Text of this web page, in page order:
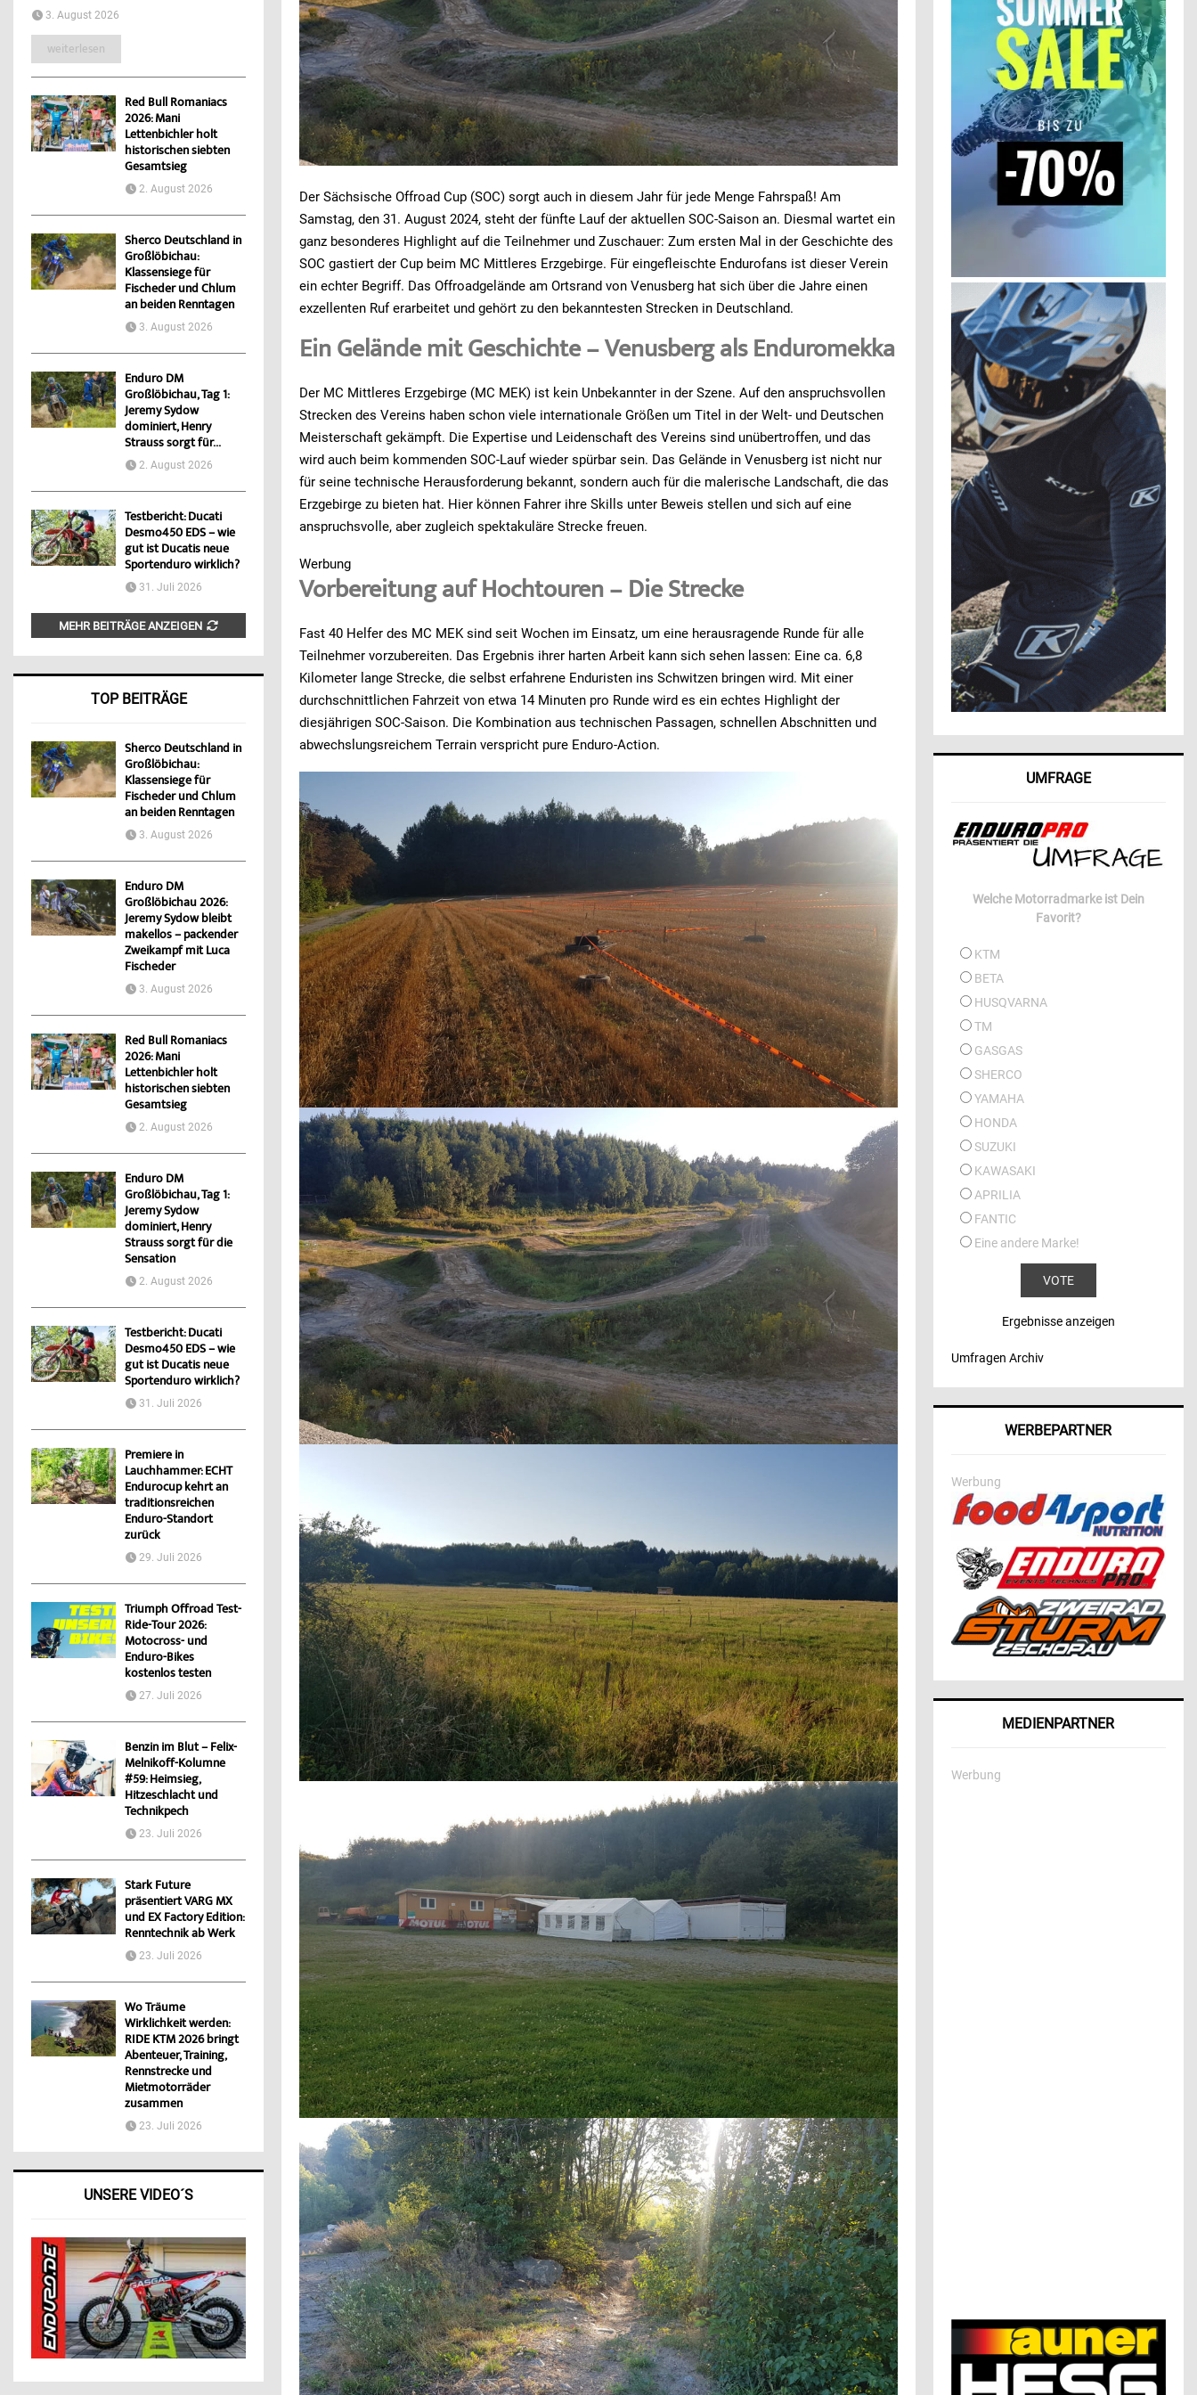
Der Sächsische Offroad Cup (SOC) sorgt auch in diesem Jahr für jede Menge Fahrspaß! Am
Samstag, den 31. August 2024, steht der fünfte Lauf der aktuellen SOC-Saison an. Diesmal wartet ein
ganz besonderes Highlight auf die Teilnehmer und Zuschauer: Zum ersten Mal in der Geschichte des
SOC gastiert der Cup beim MC Mittleres Erzgebirge. Für eingefleischte Endurofans ist dieser Verein
ein echter Begriff. Das Offroadgelände am Ortsrand von Venusberg hat sich über die Jahre einen
exzellenten Ruf erarbeitet und gehört zu den bekanntesten Strecken in Deutschland.
Ein Gelände mit Geschichte – Venusberg als Enduromekka
Der MC Mittleres Erzgebirge (MC MEK) ist kein Unbekannter in der Szene. Auf den anspruchsvollen
Strecken des Vereins haben schon viele internationale Größen um Titel in der Welt- und Deutschen
Meisterschaft gekämpft. Die Expertise und Leidenschaft des Vereins sind unübertroffen, und das
wird auch beim kommenden SOC-Lauf wieder spürbar sein. Das Gelände in Venusberg ist nicht nur
für seine technische Herausforderung bekannt, sondern auch für die malerische Landschaft, die das
Erzgebirge zu bieten hat. Hier können Fahrer ihre Skills unter Beweis stellen und sich auf eine
anspruchsvolle, aber zugleich spektakuläre Strecke freuen.
Werbung
Vorbereitung auf Hochtouren – Die Strecke
Fast 40 Helfer des MC MEK sind seit Wochen im Einsatz, um eine herausragende Runde für alle
Teilnehmer vorzubereiten. Das Ergebnis ihrer harten Arbeit kann sich sehen lassen: Eine ca. 6,8
Kilometer lange Strecke, die selbst erfahrene Enduristen ins Schwitzen bringen wird. Mit einer
durchschnittlichen Fahrzeit von etwa 14 Minuten pro Runde wird es ein echtes Highlight der
diesjährigen SOC-Saison. Die Kombination aus technischen Passagen, schnellen Abschnitten und
abwechslungsreichem Terrain verspricht pure Enduro-Action.
3. August 2026
weiterlesen
Red Bull Romaniacs
2026: Mani
Lettenbichler holt
historischen siebten
Gesamtsieg
2. August 2026
Sherco Deutschland in
Großlöbichau:
Klassensiege für
Fischeder und Chlum
an beiden Renntagen
3. August 2026
Enduro DM
Großlöbichau, Tag 1:
Jeremy Sydow
dominiert, Henry
Strauss sorgt für...
2. August 2026
Testbericht: Ducati
Desmo450 EDS – wie
gut ist Ducatis neue
Sportenduro wirklich?
31. Juli 2026
MEHR BEITRÄGE ANZEIGEN
TOP BEITRÄGE
Sherco Deutschland in
Großlöbichau:
Klassensiege für
Fischeder und Chlum
an beiden Renntagen
3. August 2026
Enduro DM
Großlöbichau 2026:
Jeremy Sydow bleibt
makellos – packender
Zweikampf mit Luca
Fischeder
3. August 2026
Red Bull Romaniacs
2026: Mani
Lettenbichler holt
historischen siebten
Gesamtsieg
2. August 2026
Enduro DM
Großlöbichau, Tag 1:
Jeremy Sydow
dominiert, Henry
Strauss sorgt für die
Sensation
2. August 2026
Testbericht: Ducati
Desmo450 EDS – wie
gut ist Ducatis neue
Sportenduro wirklich?
31. Juli 2026
Premiere in
Lauchhammer: ECHT
Endurocup kehrt an
traditionsreichen
Enduro-Standort
zurück
29. Juli 2026
Triumph Offroad Test-
Ride-Tour 2026:
Motocross- und
Enduro-Bikes
kostenlos testen
27. Juli 2026
Benzin im Blut – Felix-
Melnikoff-Kolumne
#59: Heimsieg,
Hitzeschlacht und
Technikpech
23. Juli 2026
Stark Future
präsentiert VARG MX
und EX Factory Edition:
Renntechnik ab Werk
23. Juli 2026
Wo Träume
Wirklichkeit werden:
RIDE KTM 2026 bringt
Abenteuer, Training,
Rennstrecke und
Mietmotorräder
zusammen
23. Juli 2026
UNSERE VIDEO´S
UMFRAGE
Welche Motorradmarke ist Dein
Favorit?
KTM
BETA
HUSQVARNA
TM
GASGAS
SHERCO
YAMAHA
HONDA
SUZUKI
KAWASAKI
APRILIA
FANTIC
Eine andere Marke!
Ergebnisse anzeigen
Umfragen Archiv
WERBEPARTNER
Werbung
MEDIENPARTNER
Werbung